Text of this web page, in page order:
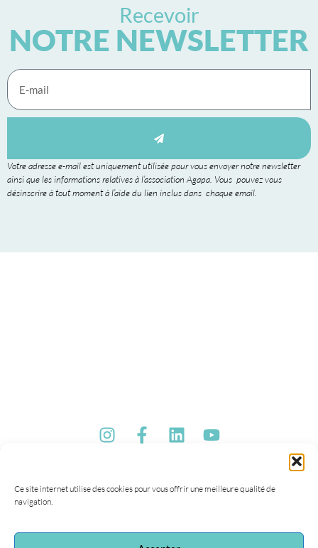
Ce site internet utilise des cookies pour vous offrir une meilleure qualité de
navigation.
Recevoir
NOTRE NEWSLETTER
Votre adresse e-mail est uniquement utilisée pour vous envoyer notre newsletter
ainsi que les informations relatives à l’association Agapa. Vous pouvez vous
désinscrire à tout moment à l’aide du lien inclus dans chaque email.